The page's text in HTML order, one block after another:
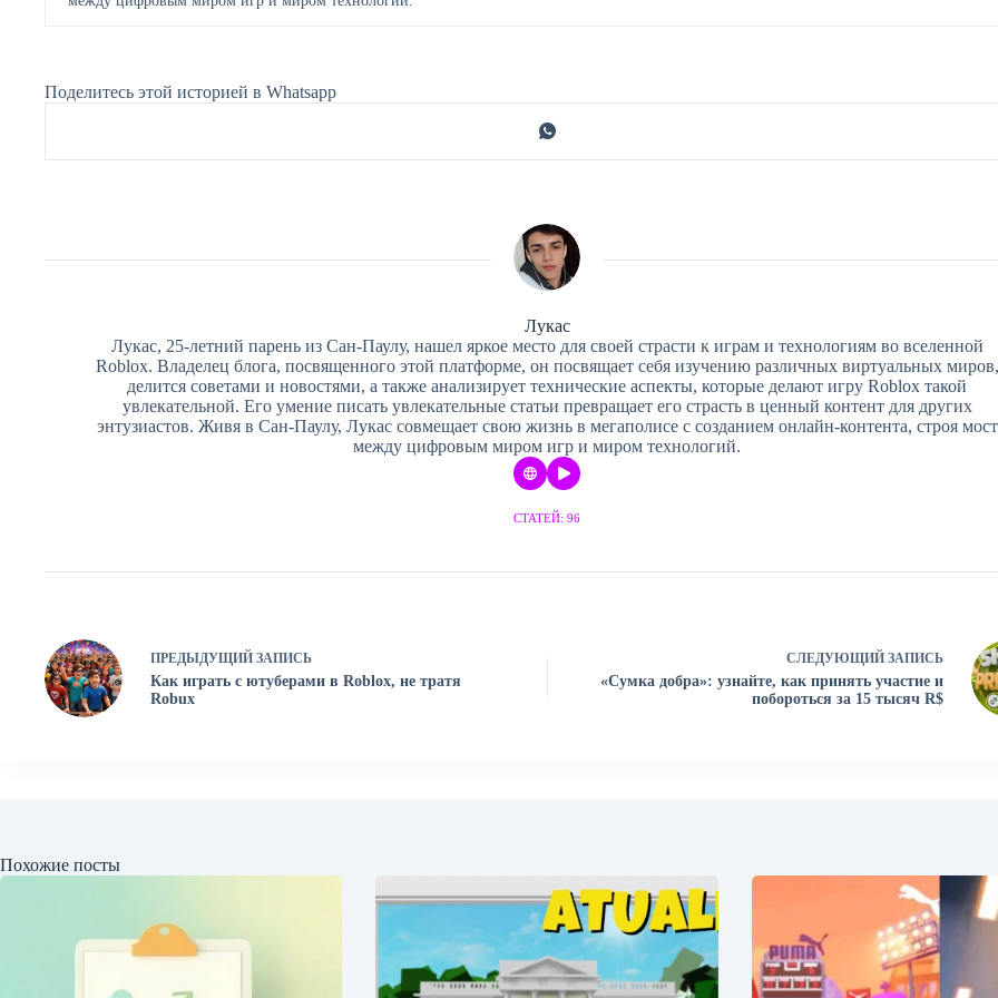
Поделитесь этой историей в Whatsapp
Лукас
Лукас, 25-летний парень из Сан-Паулу, нашел яркое место для своей страсти к играм и технологиям во вселенной
Roblox. Владелец блога, посвященного этой платформе, он посвящает себя изучению различных виртуальных миров,
делится советами и новостями, а также анализирует технические аспекты, которые делают игру Roblox такой
увлекательной. Его умение писать увлекательные статьи превращает его страсть в ценный контент для других
энтузиастов. Живя в Сан-Паулу, Лукас совмещает свою жизнь в мегаполисе с созданием онлайн-контента, строя мост
между цифровым миром игр и миром технологий.
СТАТЕЙ: 96
ПРЕДЫДУЩИЙ ЗАПИСЬ
Как играть с ютуберами в Roblox, не тратя
Robux
СЛЕДУЮЩИЙ ЗАПИСЬ
«Сумка добра»: узнайте, как принять участие и
побороться за 15 тысяч R$
Похожие посты